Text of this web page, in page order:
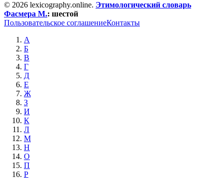
© 2026 lexicography.online. Этимологический словарь
Фасмера М.: шестой
Пользовательское соглашениеКонтакты
А
Б
В
Г
Д
Е
Ж
З
И
К
Л
М
Н
О
П
Р